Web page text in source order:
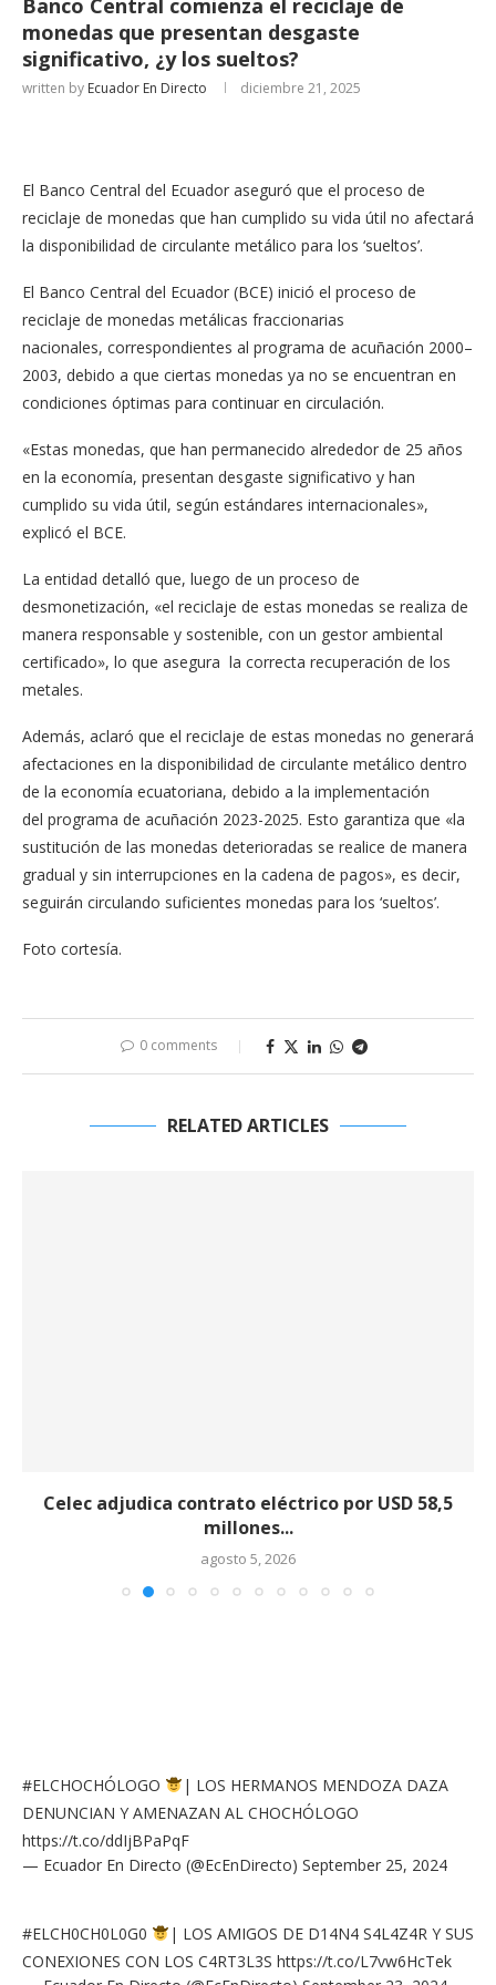
Banco Central comienza el reciclaje de
monedas que presentan desgaste
significativo, ¿y los sueltos?
written by Ecuador En Directo diciembre 21, 2025
El Banco Central del Ecuador aseguró que el proceso de
reciclaje de monedas que han cumplido su vida útil no afectará
la disponibilidad de circulante metálico para los ‘sueltos’.
El Banco Central del Ecuador (BCE) inició el proceso de
reciclaje de monedas metálicas fraccionarias
nacionales, correspondientes al programa de acuñación 2000–
2003, debido a que ciertas monedas ya no se encuentran en
condiciones óptimas para continuar en circulación.
«Estas monedas, que han permanecido alrededor de 25 años
en la economía, presentan desgaste significativo y han
cumplido su vida útil, según estándares internacionales»,
explicó el BCE.
La entidad detalló que, luego de un proceso de
desmonetización, «el reciclaje de estas monedas se realiza de
manera responsable y sostenible, con un gestor ambiental
certificado», lo que asegura la correcta recuperación de los
metales.
Además, aclaró que el reciclaje de estas monedas no generará
afectaciones en la disponibilidad de circulante metálico dentro
de la economía ecuatoriana, debido a la implementación
del programa de acuñación 2023-2025. Esto garantiza que «la
sustitución de las monedas deterioradas se realice de manera
gradual y sin interrupciones en la cadena de pagos», es decir,
seguirán circulando suficientes monedas para los ‘sueltos’.
Foto cortesía.
0 comments
RELATED ARTICLES
Celec adjudica contrato eléctrico por USD 58,5
millones...
agosto 5, 2026
#ELCHOCHÓLOGO
| LOS HERMANOS MENDOZA DAZA
DENUNCIAN Y AMENAZAN AL CHOCHÓLOGO
https://t.co/ddIjBPaPqF
— Ecuador En Directo (@EcEnDirecto) September 25, 2024
#ELCH0CH0L0G0
| LOS AMIGOS DE D14N4 S4L4Z4R Y SUS
CONEXIONES CON LOS C4RT3L3S https://t.co/L7vw6HcTek